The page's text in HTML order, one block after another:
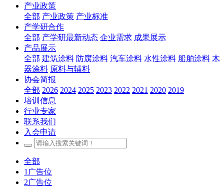
产业政策
全部 产业政策 产业标准
产学研合作
全部 产学研最新动态 企业需求 成果展示
产品展示
全部 建筑涂料 防腐涂料 汽车涂料 水性涂料 船舶涂料 木
器涂料 原料与辅料
协会简报
全部 2026 2024 2025 2023 2022 2021 2020 2019
培训信息
行业专家
联系我们
入会申请
全部
1广告位
2广告位